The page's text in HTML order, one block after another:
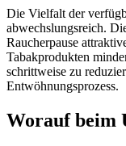
Die Vielfalt der
abwechslungsreich.
Raucherpause
Tabakprodukten
schrittweise zu
Entwöhnungsprozess.
Worauf beim